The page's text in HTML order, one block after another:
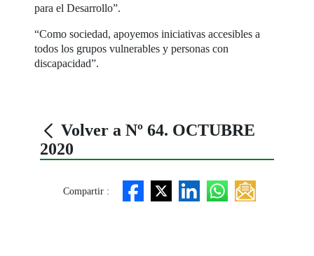
para el Desarrollo”.
“Como sociedad, apoyemos iniciativas accesibles a
todos los grupos vulnerables y personas con
discapacidad”.
Volver a Nº 64. OCTUBRE
2020
Compartir :